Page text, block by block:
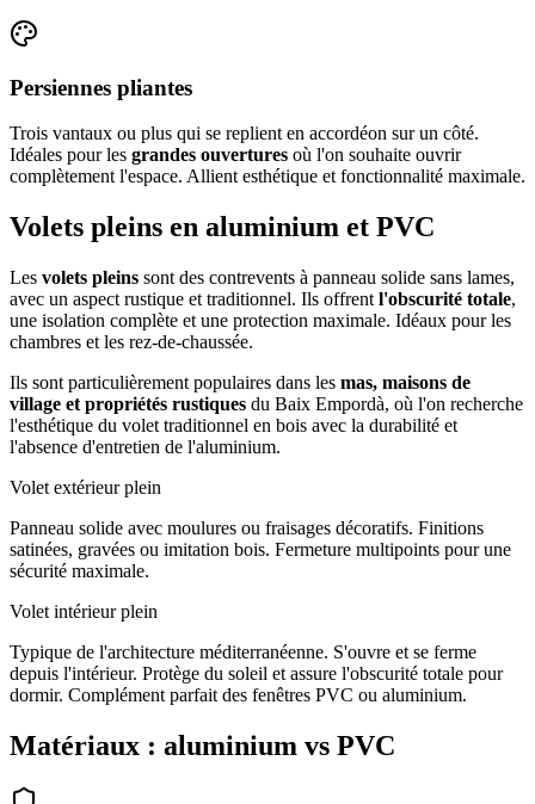
Persiennes pliantes
Trois vantaux ou plus qui se replient en accordéon sur un côté.
Idéales pour les grandes ouvertures où l'on souhaite ouvrir
complètement l'espace. Allient esthétique et fonctionnalité maximale.
Volets pleins en aluminium et PVC
Les volets pleins sont des contrevents à panneau solide sans lames,
avec un aspect rustique et traditionnel. Ils offrent l'obscurité totale,
une isolation complète et une protection maximale. Idéaux pour les
chambres et les rez-de-chaussée.
Ils sont particulièrement populaires dans les mas, maisons de
village et propriétés rustiques du Baix Empordà, où l'on recherche
l'esthétique du volet traditionnel en bois avec la durabilité et
l'absence d'entretien de l'aluminium.
Volet extérieur plein
Panneau solide avec moulures ou fraisages décoratifs. Finitions
satinées, gravées ou imitation bois. Fermeture multipoints pour une
sécurité maximale.
Volet intérieur plein
Typique de l'architecture méditerranéenne. S'ouvre et se ferme
depuis l'intérieur. Protège du soleil et assure l'obscurité totale pour
dormir. Complément parfait des fenêtres PVC ou aluminium.
Matériaux : aluminium vs PVC